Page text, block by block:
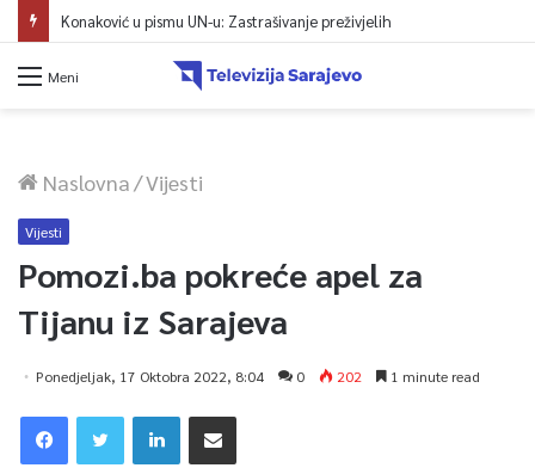
Konaković u pismu UN-u: Zastrašivanje preživjelih
Meni
Naslovna/Vijesti
Vijesti
Pomozi.ba pokreće apel za
Tijanu iz Sarajeva
Ponedjeljak, 17 Oktobra 2022, 8:04 0 202 1 minute read